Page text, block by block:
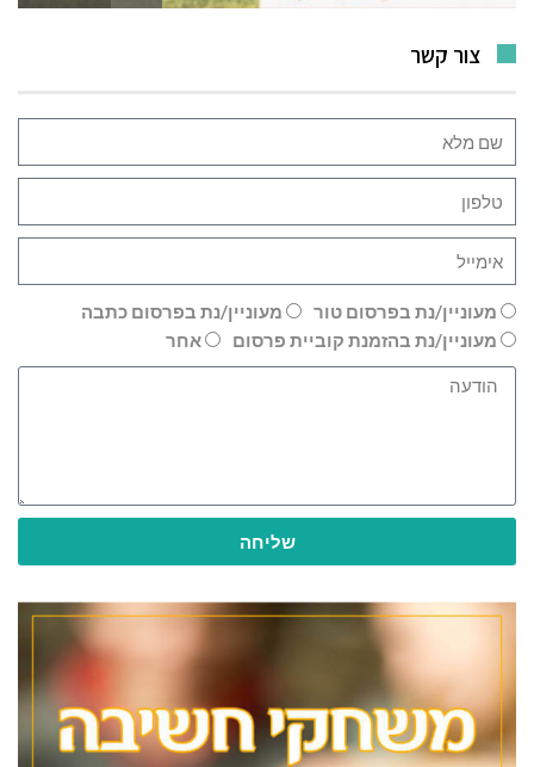
צור קשר
מעוניין/נת בפרסום טור
מעוניין/נת בפרסום כתבה
מעוניין/נת בהזמנת קוביית פרסום
אחר
שליחה